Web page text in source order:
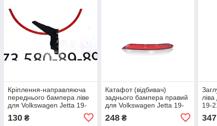
Кріплення-направляюча
переднього бампера ліве
для Volkswagen Jetta 19-
130 ₴
Катафот (відбивач)
заднього бампера правий
для Volkswagen Jetta 19-
248₴
19-
347